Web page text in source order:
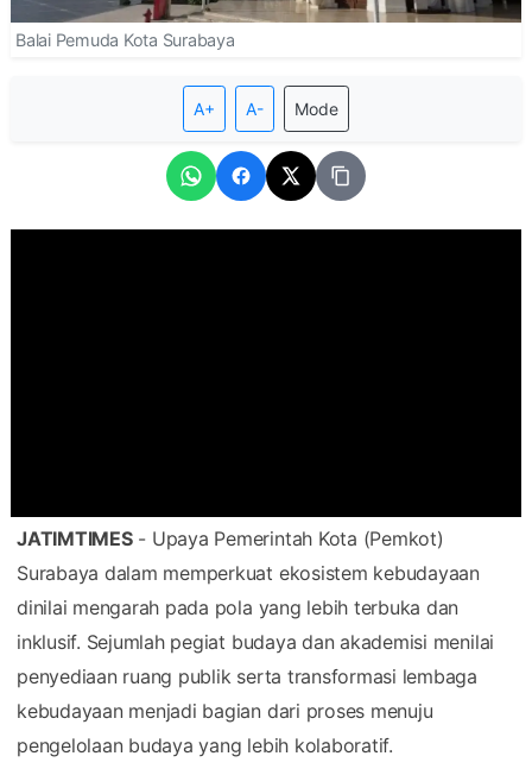
Balai Pemuda Kota Surabaya
A+ A- Mode
JATIMTIMES- Upaya Pemerintah Kota (Pemkot)
Surabaya dalam memperkuat ekosistem kebudayaan
dinilai mengarah pada pola yang lebih terbuka dan
inklusif. Sejumlah pegiat budaya dan akademisi menilai
penyediaan ruang publik serta transformasi lembaga
kebudayaan menjadi bagian dari proses menuju
pengelolaan budaya yang lebih kolaboratif.